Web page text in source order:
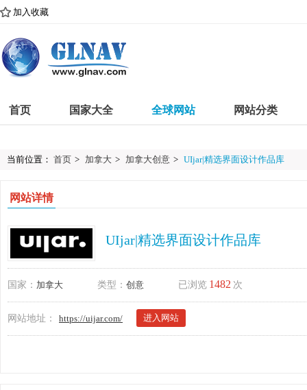
加入收藏
首页 国家大全 全球网站 网站分类
当前位置： 首页 > 加拿大 > 加拿大创意 > UIjar|精选界面设计作品库
网站详情
UIjar|精选界面设计作品库
国家： 加拿大 类型： 创意 已浏览 1482 次
网站地址： https://uijar.com/ 进入网站